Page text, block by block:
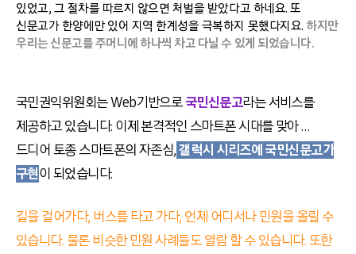
있었고, 그 절차를 따르지 않으면 처벌을 받았다고 하네요. 또
신문고가 한양에만 있어 지역 한계성을 극복하지 못했다지요. 하지만
우리는 신문고를 주머니에 하나씩 차고 다닐 수 있게 되었습니다.
국민권익위원회는 Web기반으로국민신문고라는 서비스를
제공하고 있습니다. 이제 본격적인 스마트폰 시대를 맞아 …
드디어 토종 스마트폰의 자존심,갤럭시 시리즈에 국민신문고가
구현이 되었습니다.
길을 걸어가다, 버스를 타고 가다, 언제 어디서나 민원을 올릴 수
있습니다. 물론 비슷한 민원 사례들도 열람 할 수 있습니다. 또한